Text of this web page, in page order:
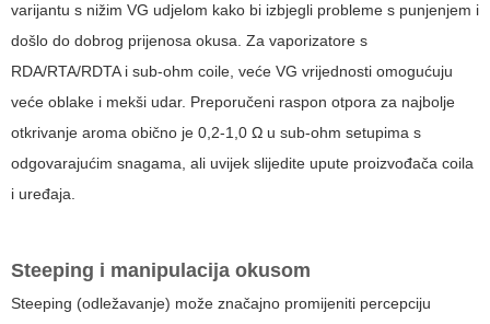
varijantu s nižim VG udjelom kako bi izbjegli probleme s punjenjem i
došlo do dobrog prijenosa okusa. Za vaporizatore s
RDA/RTA/RDTA i sub-ohm coile, veće VG vrijednosti omogućuju
veće oblake i mekši udar. Preporučeni raspon otpora za najbolje
otkrivanje aroma obično je 0,2-1,0 Ω u sub-ohm setupima s
odgovarajućim snagama, ali uvijek slijedite upute proizvođača coila
i uređaja.
Steeping i manipulacija okusom
Steeping (odležavanje) može značajno promijeniti percepciju